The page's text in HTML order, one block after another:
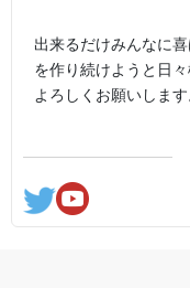
出来るだけみんなに
を作り続けようと日々
よろしくお願いします
ここの他にも『日日
nichinichioo by
コチラもよろしくお願